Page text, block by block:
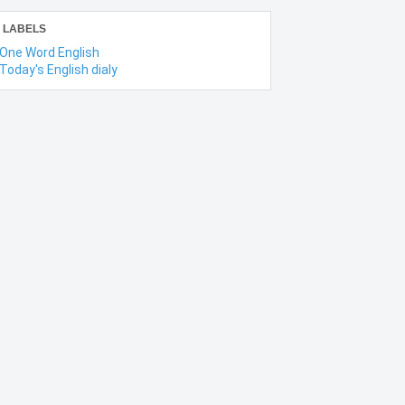
LABELS
One Word English
Today's English dialy